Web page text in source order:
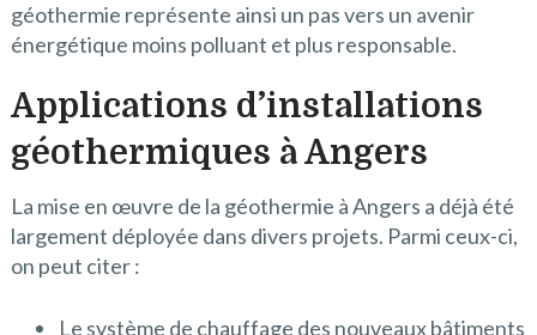
géothermie représente ainsi un pas vers un avenir
énergétique moins polluant et plus responsable.
Applications d’installations
géothermiques à Angers
La mise en œuvre de la géothermie à Angers a déjà été
largement déployée dans divers projets. Parmi ceux-ci,
on peut citer :
Le système de chauffage des nouveaux bâtiments